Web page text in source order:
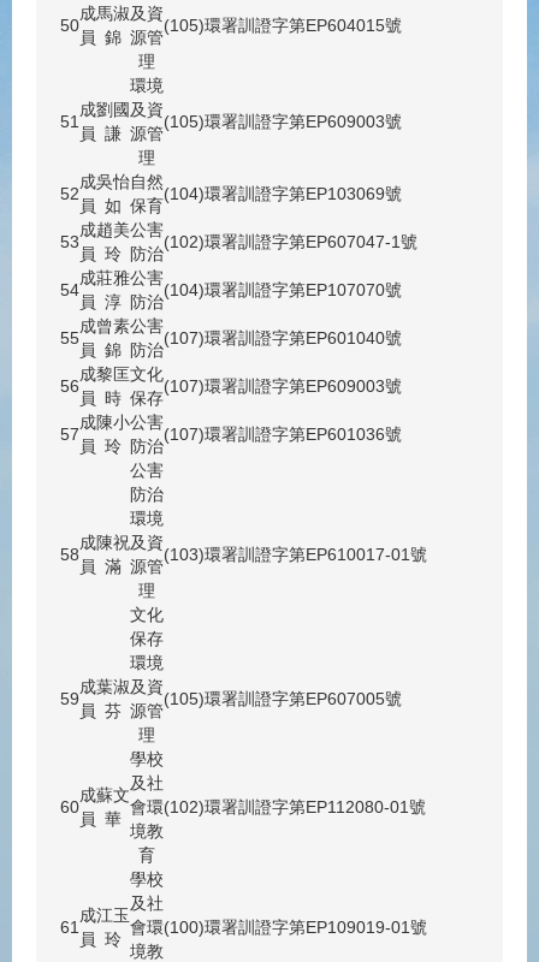
50
成
員
馬淑
錦
及資
源管
理
(105)環署訓證字第EP604015號
51
成
員
劉國
謙
環境
及資
源管
理
(105)環署訓證字第EP609003號
52
成
員
吳怡
如
自然
保育
(104)環署訓證字第EP103069號
53
成
員
趙美
玲
公害
防治
(102)環署訓證字第EP607047-1號
54
成
員
莊雅
淳
公害
防治
(104)環署訓證字第EP107070號
55
成
員
曾素
錦
公害
防治
(107)環署訓證字第EP601040號
56
成
員
黎匡
時
文化
保存
(107)環署訓證字第EP609003號
57
成
員
陳小
玲
公害
防治
(107)環署訓證字第EP601036號
58
成
員
陳祝
滿
公害
防治
環境
及資
源管
理
文化
保存
(103)環署訓證字第EP610017-01號
59
成
員
葉淑
芬
環境
及資
源管
理
(105)環署訓證字第EP607005號
60
成
員
蘇文
華
學校
及社
會環
境教
育
(102)環署訓證字第EP112080-01號
61
成
員
江玉
玲
學校
及社
會環
境教
(100)環署訓證字第EP109019-01號